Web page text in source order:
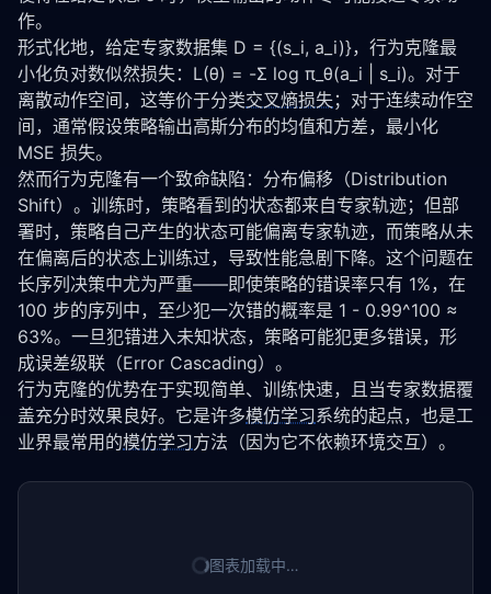
作。
形式化地，给定专家数据集 D = {(s_i, a_i)}，行为克隆最
小化负对数似然损失：L(θ) = -Σ log π_θ(a_i | s_i)。对于
离散动作空间，这等价于分类交叉熵损失；对于连续动作空
间，通常假设策略输出高斯分布的均值和方差，最小化
MSE 损失。
然而行为克隆有一个致命缺陷：分布偏移（Distribution
Shift）。训练时，策略看到的状态都来自专家轨迹；但部
署时，策略自己产生的状态可能偏离专家轨迹，而策略从未
在偏离后的状态上训练过，导致性能急剧下降。这个问题在
长序列决策中尤为严重——即使策略的错误率只有 1%，在
100 步的序列中，至少犯一次错的概率是 1 - 0.99^100 ≈
63%。一旦犯错进入未知状态，策略可能犯更多错误，形
成误差级联（Error Cascading）。
行为克隆的优势在于实现简单、训练快速，且当专家数据覆
盖充分时效果良好。它是许多模仿学习系统的起点，也是工
业界最常用的模仿学习方法（因为它不依赖环境交互）。
图表加载中…